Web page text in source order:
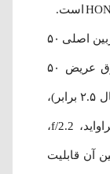
دوربین های سه‌گانه آنر ۲۰۰ شامل یک دوربین اصلی ۵۰
مگاپیکسلی (لنز واید، f/2.0)، دوربین فوق عریض ۵۰
مگاپیکسلی (لنز تله‌فوتو، f/2.4، زوم اپتیکال ۲.۵ برابر)،
دوربین تله‌فوتو ۱۲ مگاپیکسلی (لنز اولتراواید، f/2.2،
آن قابلیت